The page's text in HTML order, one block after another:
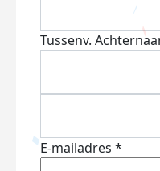
Tussenv.
E-mailadres *